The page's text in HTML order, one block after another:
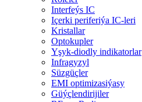
Interfeýs IC
Içerki periferiýa IC-leri
Kristallar
Optokupler
Yşyk-diodly indikatorlar
Infragyzyl
Süzgüçler
EMI optimizasiýasy
Güýçlendirijiler